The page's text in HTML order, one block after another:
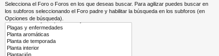
Selecciona el Foro o Foros en los que deseas buscar. Para agilizar puedes buscar en
los subforos seleccionando el Foro padre y habilitar la búsqueda en los subforos (en
Opciones de búsqueda).